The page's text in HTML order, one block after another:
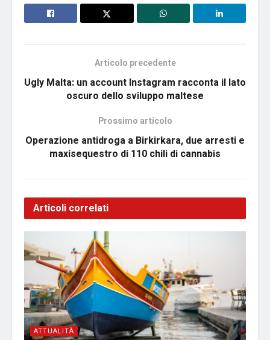
Articolo precedente
Ugly Malta: un account Instagram racconta il lato
oscuro dello sviluppo maltese
Prossimo articolo
Operazione antidroga a Birkirkara, due arresti e
maxisequestro di 110 chili di cannabis
Articoli correlati
ATTUALITÀ